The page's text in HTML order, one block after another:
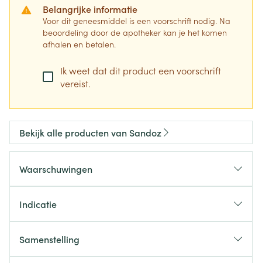
Belangrijke informatie
Voor dit geneesmiddel is een voorschrift nodig. Na
beoordeling door de apotheker kan je het komen
afhalen en betalen.
Ik weet dat dit product een voorschrift
vereist.
Bekijk alle producten van Sandoz
Waarschuwingen
Indicatie
Samenstelling